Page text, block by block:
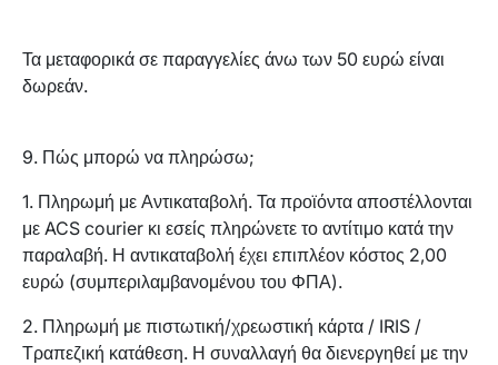
Τα μεταφορικά σε παραγγελίες άνω των 50 ευρώ είναι
δωρεάν.
9. Πώς μπορώ να πληρώσω;
1. Πληρωμή με Αντικαταβολή. Τα προϊόντα αποστέλλονται
με ACS courier κι εσείς πληρώνετε το αντίτιμο κατά την
παραλαβή. Η αντικαταβολή έχει επιπλέον κόστος 2,00
ευρώ (συμπεριλαμβανομένου του ΦΠΑ).
2. Πληρωμή με πιστωτική/χρεωστική κάρτα / IRIS /
Τραπεζική κατάθεση. Η συναλλαγή θα διενεργηθεί με την